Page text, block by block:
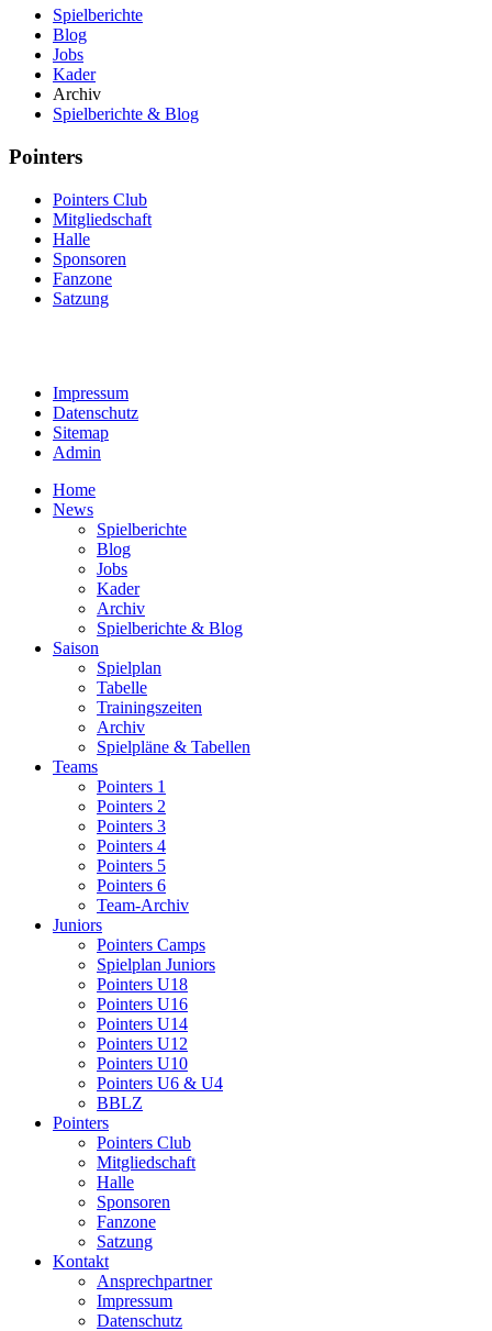
Spielberichte
Blog
Jobs
Kader
Archiv
Spielberichte & Blog
Pointers
Pointers Club
Mitgliedschaft
Halle
Sponsoren
Fanzone
Satzung
Impressum
Datenschutz
Sitemap
Admin
Home
News
Spielberichte
Blog
Jobs
Kader
Archiv
Spielberichte & Blog
Saison
Spielplan
Tabelle
Trainingszeiten
Archiv
Spielpläne & Tabellen
Teams
Pointers 1
Pointers 2
Pointers 3
Pointers 4
Pointers 5
Pointers 6
Team-Archiv
Juniors
Pointers Camps
Spielplan Juniors
Pointers U18
Pointers U16
Pointers U14
Pointers U12
Pointers U10
Pointers U6 & U4
BBLZ
Pointers
Pointers Club
Mitgliedschaft
Halle
Sponsoren
Fanzone
Satzung
Kontakt
Ansprechpartner
Impressum
Datenschutz